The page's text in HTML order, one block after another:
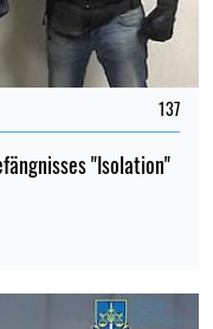
137
"Isolation"